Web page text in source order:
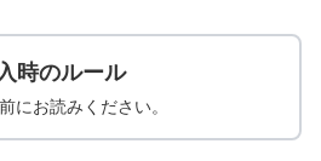
時のルール
にお読みください。